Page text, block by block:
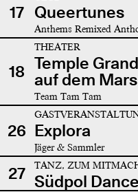
17 Queertunes
Anthems Remixed
18
THEATER
Temple
auf dem Mars
Team Tam Tam
26 Explora
Jäger & Sammler
27 TANZ, ZUM
Südpol Dance